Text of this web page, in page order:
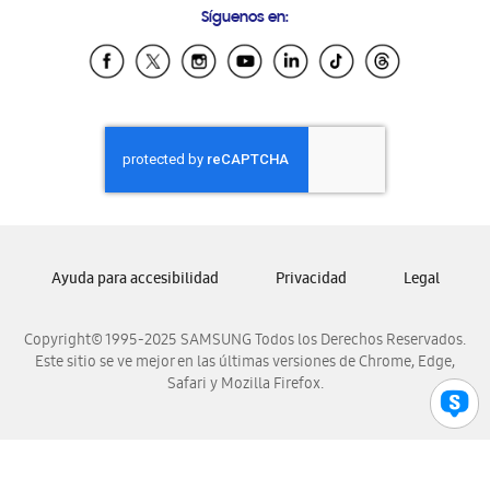
Samsung Ecuador
Samsung El Salvador
Samsung Honduras
Samsung Nicaragua
Samsung Panamá
Samsung Venezuela
Síguenos en:
Copyright© 1995-2025 SAMSUNG Todos los Derechos Reservados.
Este sitio se ve mejor en las últimas versiones de Chrome, Edge,
Safari y Mozilla Firefox.
Ayuda para accesibilidad Privacidad Legal